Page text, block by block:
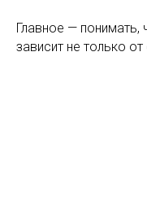
Главное —
зависит не только